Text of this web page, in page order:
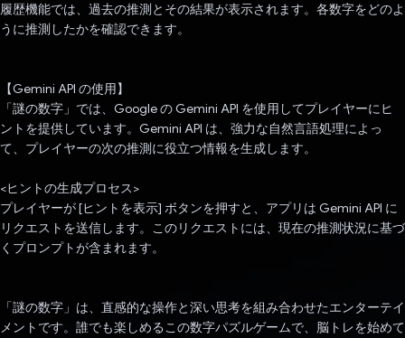
履歴機能では、過去の推測とその結果が表示されます。各数字をどのよ
うに推測したかを確認できます。
【Gemini API の使用】
「謎の数字」では、Google の Gemini API を使用してプレイヤーにヒ
ントを提供しています。Gemini API は、強力な自然言語処理によっ
て、プレイヤーの次の推測に役立つ情報を生成します。
<ヒントの生成プロセス>
プレイヤーが [ヒントを表示] ボタンを押すと、アプリは Gemini API に
リクエストを送信します。このリクエストには、現在の推測状況に基づ
くプロンプトが含まれます。
「謎の数字」は、直感的な操作と深い思考を組み合わせたエンターテイ
メントです。誰でも楽しめるこの数字パズルゲームで、脳トレを始めて